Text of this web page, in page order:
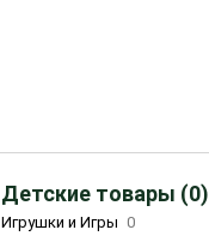
Детские товары (0)
Игрушки и Игры 0